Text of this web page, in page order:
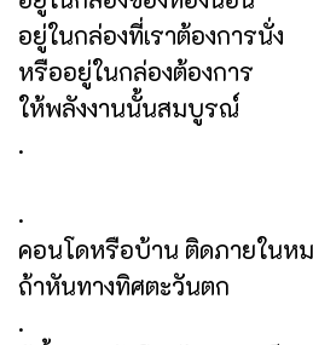
อยู่ในกล่องที่เราต้องการนั่ง
หรืออยู่ในกล่องต้องการ
ให้พลังงานนั้นสมบูรณ์
.
.
คอนโดหรือบ้าน ติดภายในห
ถ้าหันทางทิศตะวันตก
.